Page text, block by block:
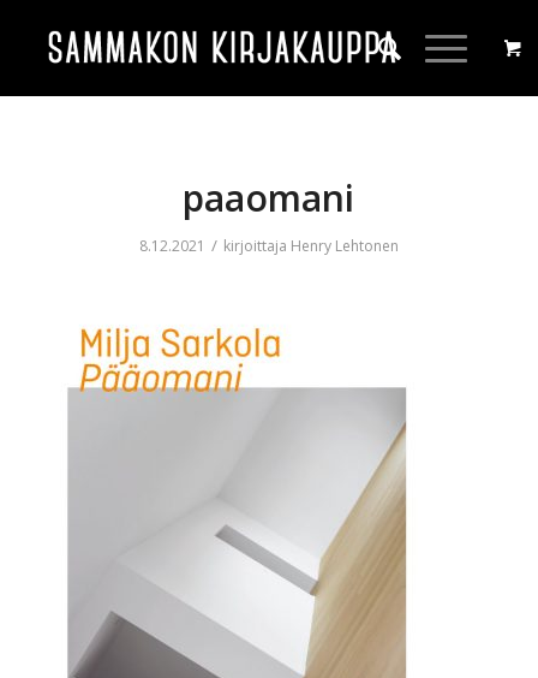
paaomani
8.12.2021 / kirjoittaja Henry Lehtonen